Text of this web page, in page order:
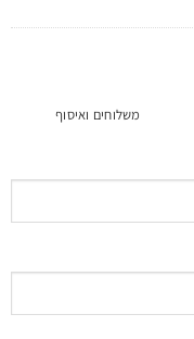
משלוחים ואיסוף